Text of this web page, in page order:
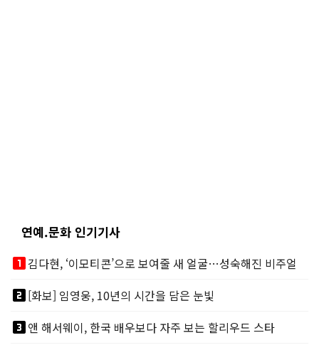
연예.문화 인기기사
looks_one김다현, ‘이모티콘’으로 보여줄 새 얼굴…성숙해진 비주얼
looks_two[화보] 임영웅, 10년의 시간을 담은 눈빛
looks_3앤 해서웨이, 한국 배우보다 자주 보는 할리우드 스타